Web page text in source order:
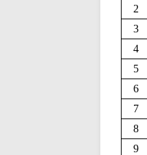
2
3
4
5
6
7
8
9